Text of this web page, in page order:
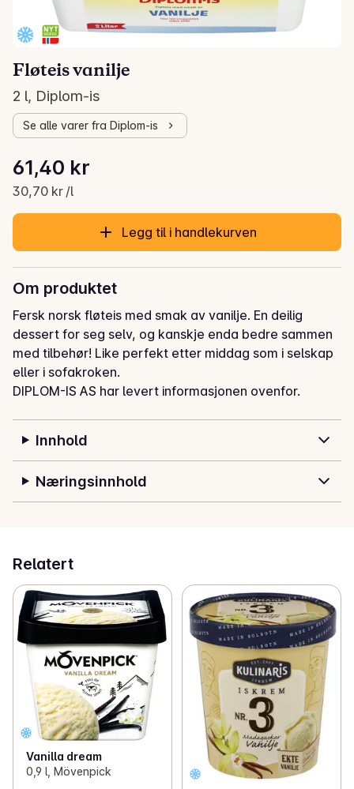
Fløteis vanilje
2 l, Diplom-is
Se alle varer fra Diplom-is
Gjeldende pris er: 61,40 kr
61,40 kr
30,70 kr /l
Stykkpris: 30,70 kr /l
Legg til i handlekurven
Om produktet
Fersk norsk fløteis med smak av vanilje. En deilig
dessert for seg selv, og kanskje enda bedre sammen
med tilbehør! Like perfekt etter middag som i selskap
eller i sofakroken.
DIPLOM-IS AS har levert informasjonen ovenfor.
Innhold
Næringsinnhold
Relatert
Vanilla dream
0,9 l, Mövenpick